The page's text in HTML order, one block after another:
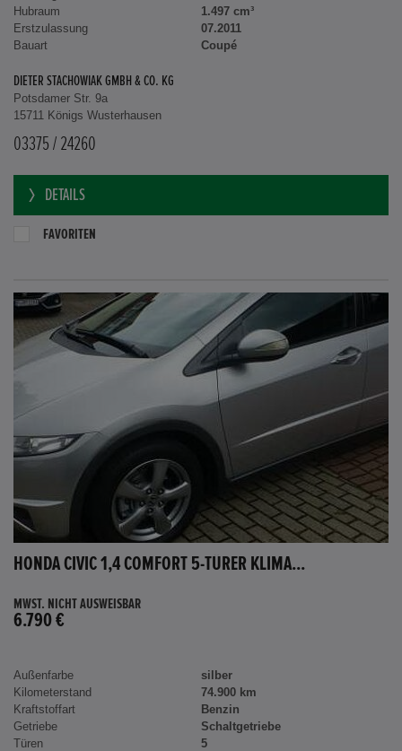
Hubraum
1.497 cm³
Erstzulassung
07.2011
Bauart
Coupé
DIETER STACHOWIAK GMBH & CO. KG
Potsdamer Str. 9a
15711 Königs Wusterhausen
03375 / 24260
DETAILS
FAVORITEN
HONDA CIVIC 1,4 COMFORT 5-TÜRER KLIMA...
MWST. NICHT AUSWEISBAR
6.790 €
Außenfarbe
silber
Kilometerstand
74.900 km
Kraftstoffart
Benzin
Getriebe
Schaltgetriebe
Türen
5